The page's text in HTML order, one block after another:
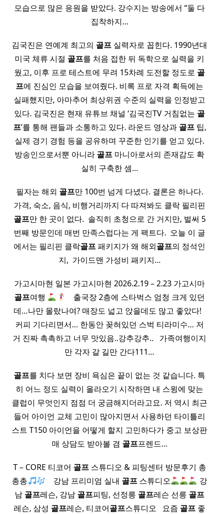
모습으로 많은 응원을 받았다. 강수지는 방송에서 “둘 다
집착하지…
김국진은 연예계 최고의 골프 실력자로 꼽힌다. 1990년대
미국 체류 시절 골프를 처음 접한 뒤 독학으로 실력을 키
웠고, 이후 프로 테스트에 무려 15차례 도전할 정도로 골
프에 진심인 모습을 보여줬다. 비록 프로 자격 획득에는
실패했지만, 아마추어 최상위권 수준의 실력을 인정받고
있다. 김국진은 현재 유튜브 채널 ‘김국진TV 거침없는 골
프’를 통해 팬들과 소통하고 있다. 라운드 영상과 골프팁,
실제 경기 경험 등을 공유하며 꾸준한 인기를 얻고 있다.
방송인으로서뿐 아니라 골프 마니아로서의 존재감도 확
실히 구축한 셈…
필자는 해외 골프만 100번 넘게 다녔다. 결론은 하나다.
가격, 숙소, 음식, 비행거리까지 다 따져봐도 클락 필리핀
골프만 한 곳이 없다. ​ 솔직히 초청으로 간 거지만, 벌써 5
번째 방문인데 매번 만족스럽다는 게 팩트다. ​ 오늘 이 글
에서는 필리핀 클락골프패키지가 왜 해외골프의 정석인
지, ​ 가이드맨 가성비 패키지…
가고시마현 일본 가고시마현 2026.2.19 – 2.23 가고시마
골프여행
​ ​ ​ 출국장 2층에 스타벅스 엄청 크게 있던
데…나만 몰랐나여? 매장도 넓고 앉을데도 많고 좋았다! ​ ​
커피 기다리면서… 한동안 꽂혀있던 스벅 티라미수… 저
거 진짜 촉촉하고 너무 맛있음..강추강추.. ​ ​ 가족여행이지
만 각자 갈 길만 간다111…
골프를 치다 보면 장비 욕심은 끝이 없는 것 같습니다. 특
히 어느 정도 실력이 올라오기 시작하면 내 스윙에 맞는
클럽이 무엇인지 점점 더 궁금해지더라고요. 저 역시 최근
들어 아이언 교체 고민이 많아지면서 사용하던 타이틀리
스트 T150 아이언을 어떻게 할지 고민하다가 중고 보상판
매 상담도 받아볼 겸 골프프렌드…
T – CORE 티코어 골프스튜디오 & 피팅센터 방문후기 총
총총
​ ​ ​ 강남 프리미엄 실내 골프스튜디오
강
남 골프레슨, 강남 골프피팅, 선정릉 골프레슨 선릉 골프
레슨, 삼성 골프레슨, 티코어골프스튜디오 ​ ​ 요즘 골프 좋